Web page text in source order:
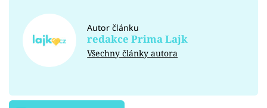
Autor článku
redakce Prima Lajk
Všechny články autora